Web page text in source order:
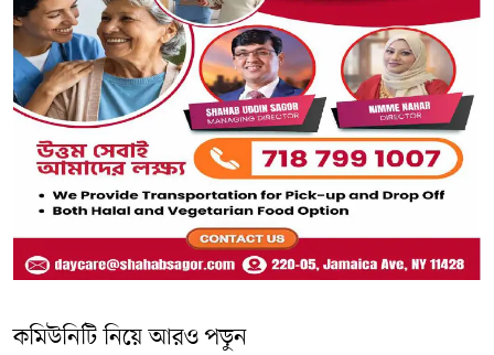
কমিউনিটি নিয়ে আরও পড়ুন